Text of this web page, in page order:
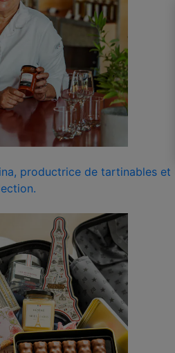
productrice de tartinables et